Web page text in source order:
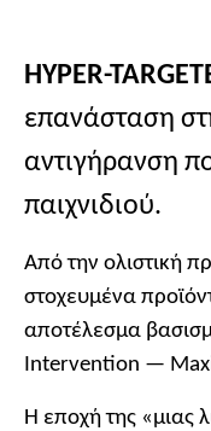
HYPER-
επανάσταση
αντιγήρανση
παιχνιδιού.
Από την ολιστική
στοχευμένα
αποτέλεσμα
Intervention —
Η εποχή της «μιας